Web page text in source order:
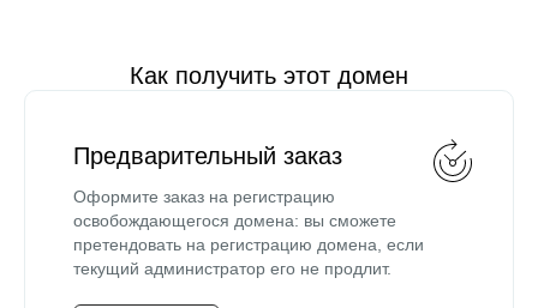
Как получить этот домен
Предварительный заказ
Оформите заказ на регистрацию
освобождающегося домена: вы сможете
претендовать на регистрацию домена, если
текущий администратор его не продлит.